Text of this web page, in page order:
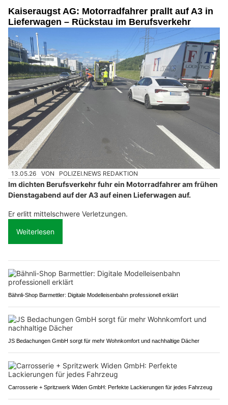
Kaiseraugst AG: Motorradfahrer prallt auf A3 in
Lieferwagen – Rückstau im Berufsverkehr
13.05.26 VON POLIZEI.NEWS REDAKTION
Im dichten Berufsverkehr fuhr ein Motorradfahrer am frühen
Dienstagabend auf der A3 auf einen Lieferwagen auf.
Er erlitt mittelschwere Verletzungen.
Weiterlesen
Bähnli-Shop Barmettler: Digitale Modelleisenbahn professionell erklärt
JS Bedachungen GmbH sorgt für mehr Wohnkomfort und nachhaltige Dächer
Carrosserie + Spritzwerk Widen GmbH: Perfekte Lackierungen für jedes Fahrzeug